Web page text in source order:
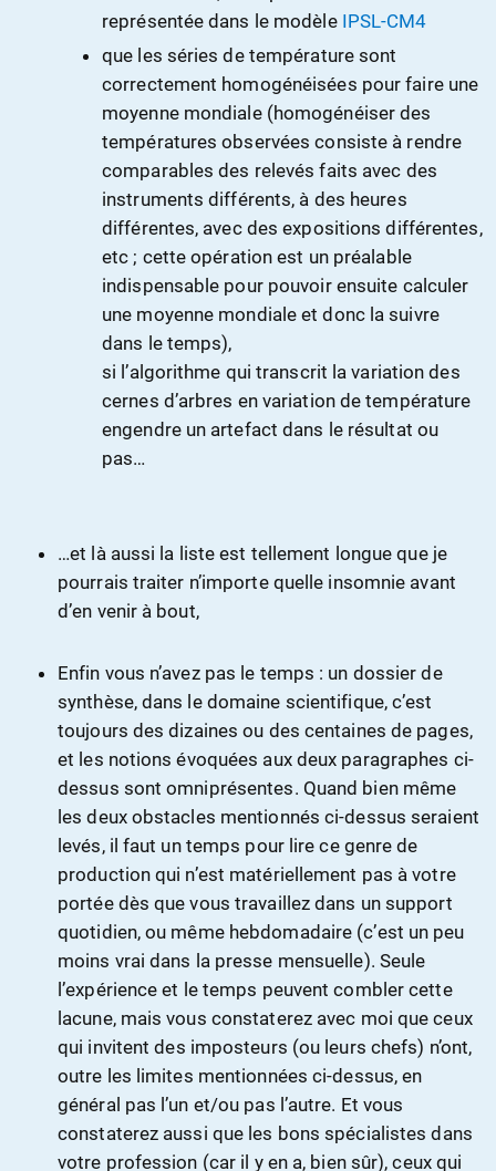
représentée dans le modèle IPSL-CM4
que les séries de température sont
correctement homogénéisées pour faire une
moyenne mondiale (homogénéiser des
températures observées consiste à rendre
comparables des relevés faits avec des
instruments différents, à des heures
différentes, avec des expositions différentes,
etc ; cette opération est un préalable
indispensable pour pouvoir ensuite calculer
une moyenne mondiale et donc la suivre
dans le temps),
si l’algorithme qui transcrit la variation des
cernes d’arbres en variation de température
engendre un artefact dans le résultat ou
pas…
…et là aussi la liste est tellement longue que je
pourrais traiter n’importe quelle insomnie avant
d’en venir à bout,
Enfin vous n’avez pas le temps : un dossier de
synthèse, dans le domaine scientifique, c’est
toujours des dizaines ou des centaines de pages,
et les notions évoquées aux deux paragraphes ci-
dessus sont omniprésentes. Quand bien même
les deux obstacles mentionnés ci-dessus seraient
levés, il faut un temps pour lire ce genre de
production qui n’est matériellement pas à votre
portée dès que vous travaillez dans un support
quotidien, ou même hebdomadaire (c’est un peu
moins vrai dans la presse mensuelle). Seule
l’expérience et le temps peuvent combler cette
lacune, mais vous constaterez avec moi que ceux
qui invitent des imposteurs (ou leurs chefs) n’ont,
outre les limites mentionnées ci-dessus, en
général pas l’un et/ou pas l’autre. Et vous
constaterez aussi que les bons spécialistes dans
votre profession (car il y en a, bien sûr), ceux qui